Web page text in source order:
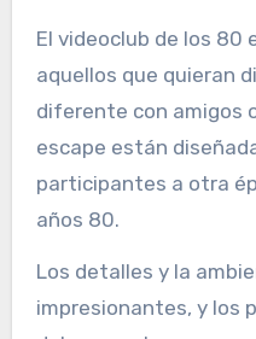
El videoclub de los 80
aquellos que quieran
diferente con amigos
escape están
participantes a otra
años 80.
Los detalles y la
impresionantes, y los